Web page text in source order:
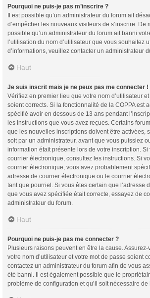
Pourquoi ne puis-je pas m’inscrire ?
Il est possible qu’un administrateur du forum ait
d’empêcher les nouveaux visiteurs de s’inscrire. De
possible qu’un administrateur du forum ait banni
l’utilisation du nom d’utilisateur que vous souhaitez
d’informations, veuillez contacter un administrateur
Haut
Je suis inscrit mais je ne peux pas me connecter !
Vérifiez en premier lieu que votre nom d’utilisateur
soient corrects. Si la fonctionnalité de la COPPA est
spécifié avoir en dessous de 13 ans pendant
les instructions que vous avez reçues. Certains
que les nouvelles inscriptions doivent être activées,
soit par un administrateur, avant que vous puissiez
information était présente lors de votre inscription. Si
courrier électronique, consultez les instructions. Si
courrier électronique, vous avez probablement
adresse de courrier électronique ou le courrier
tant que pourriel. Si vous êtes certain que l’adresse
que vous avez spécifiée était correcte, essayez de
administrateur du forum.
Haut
Pourquoi ne puis-je pas me connecter ?
Plusieurs raisons peuvent en être la cause. Assurez-
votre nom d’utilisateur et votre mot de passe soient
contactez un administrateur du forum afin de vous
été banni. Il est également possible que le
problème de configuration et qu’il soit nécessaire de